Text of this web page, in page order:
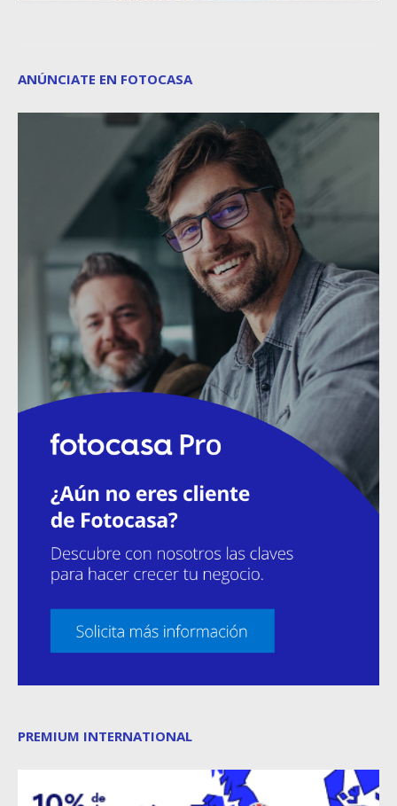
ANÚNCIATE EN FOTOCASA
PREMIUM INTERNATIONAL